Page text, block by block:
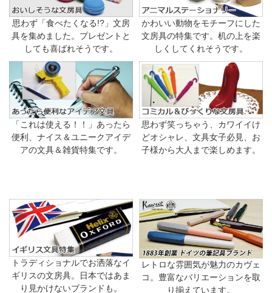
思わず「食べたくなる!?」文房
具を集めました。プレゼントと
しても喜ばれそうです。
かわいい動物をモチーフにした
文房具の特集です。机の上を楽
しくしてくれそうです。
「これは使える！！」あったら
便利、ナイス＆ユニークアイデ
アの文具＆雑貨特集です。
思わず笑っちゃう、カワイイけ
どオシャレ、文具女子必見、お
子様から大人まで楽しめます。
トラディショナルでお洒落なイ
ギリスの文房具。日本ではあま
り見かけないブランドも。
レトロな雰囲気が魅力のカヴェ
コ。豊富なバリエーションを取
り揃えています。